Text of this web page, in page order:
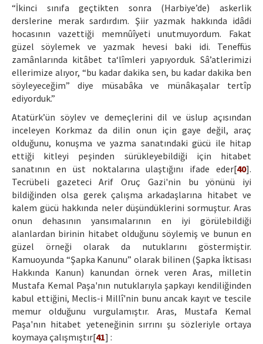
“İkinci sınıfa geçtikten sonra (Harbiye’de) askerlik
derslerine merak sardırdım. Şiir yazmak hakkında idâdi
hocasının vazettiği memnûîyeti unutmuyordum. Fakat
güzel söylemek ve yazmak hevesi baki idi. Teneffüs
zamânlarında kitâbet ta‘lîmleri yapıyorduk. Sâ’atlerimizi
ellerimize alıyor, “bu kadar dakika sen, bu kadar dakika ben
söyleyeceğim” diye müsabâka ve münâkaşalar tertîp
ediyorduk.”
Atatürk’ün söylev ve demeçlerini dil ve üslup açısından
inceleyen Korkmaz da dilin onun için gaye değil, araç
olduğunu, konuşma ve yazma sanatındaki gücü ile hitap
ettiği kitleyi peşinden sürükleyebildiği için hitabet
sanatının en üst noktalarına ulaştığını ifade eder[40].
Tecrübeli gazeteci Arif Oruç Gazi'nin bu yönünü iyi
bildiğinden olsa gerek çalışma arkadaşlarına hitabet ve
kalem gücü hakkında neler düşündüklerini sormuştur. Aras
onun dehasının yansımalarının en iyi görülebildiği
alanlardan birinin hitabet olduğunu söylemiş ve bunun en
güzel örneği olarak da nutuklarını göstermiştir.
Kamuoyunda “Şapka Kanunu” olarak bilinen (Şapka İktisası
Hakkında Kanun) kanundan örnek veren Aras, milletin
Mustafa Kemal Paşa'nın nutuklarıyla şapkayı kendiliğinden
kabul ettiğini, Meclis-i Millî'nin bunu ancak kayıt ve tescile
memur olduğunu vurgulamıştır. Aras, Mustafa Kemal
Paşa'nın hitabet yeteneğinin sırrını şu sözleriyle ortaya
koymaya çalışmıştır[41] :